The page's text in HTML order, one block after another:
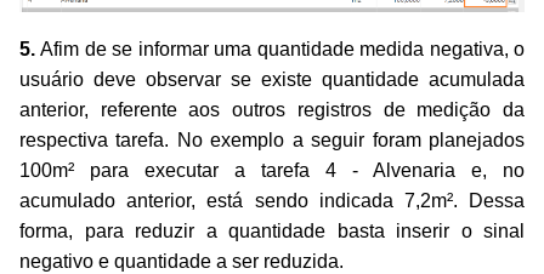
5.Afim de se informar uma quantidade medida negativa, o
usuário deve observar se existe quantidade acumulada
anterior, referente aos outros registros de medição da
respectiva tarefa. No exemplo a seguir foram planejados
100m² para executar a tarefa 4 - Alvenaria e, no
acumulado anterior, está sendo indicada 7,2m². Dessa
forma, para reduzir a quantidade basta inserir o sinal
negativo e quantidade a ser reduzida.